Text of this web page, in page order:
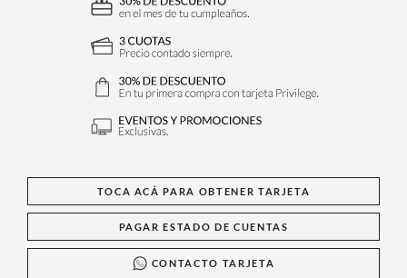
TOCA ACÁ PARA OBTENER TARJETA
PAGAR ESTADO DE CUENTAS
CONTACTO TARJETA